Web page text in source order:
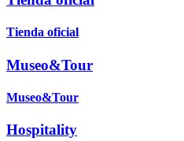
Tienda oficial
Museo&Tour
Museo&Tour
Hospitality